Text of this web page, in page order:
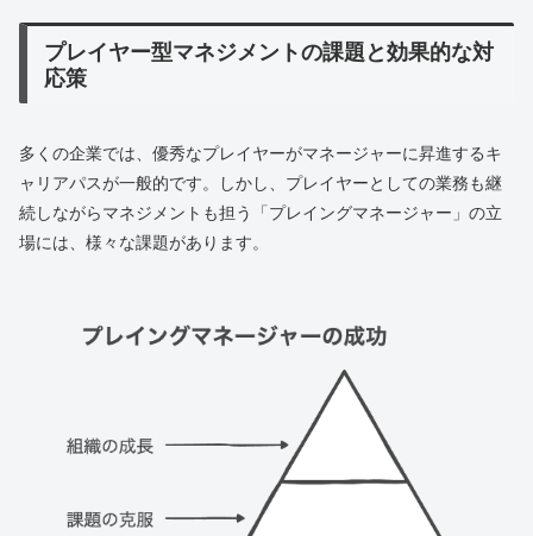
プレイヤー型マネジメントの課題と効果的な対
応策
多くの企業では、優秀なプレイヤーがマネージャーに昇進するキ
ャリアパスが一般的です。しかし、プレイヤーとしての業務も継
続しながらマネジメントも担う「プレイングマネージャー」の立
場には、様々な課題があります。